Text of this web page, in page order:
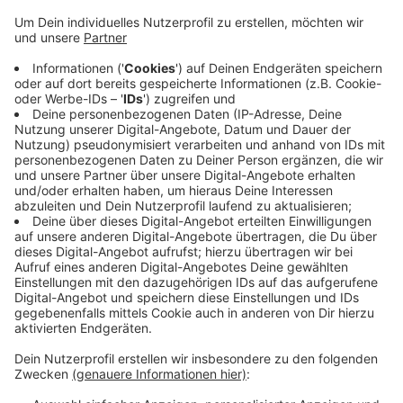
Anzeige
Kinder aus 15 Leverkusener Kitas haben in den letzten
Wochen gelernt, wie man ein gesundes Müsli
zusammenstellt und wie die Zutaten dafür eigentlich
heißen. Damit das Thema in Zukunft präsent bleibt,
haben die Kinder das Müsli und Infos für die Eltern mit
nach Hause genommen. Die Aktion läuft im Zuge der
Bundesweiten Aktionstage zum Thema
Nachhaltigkeit.
Anzeige